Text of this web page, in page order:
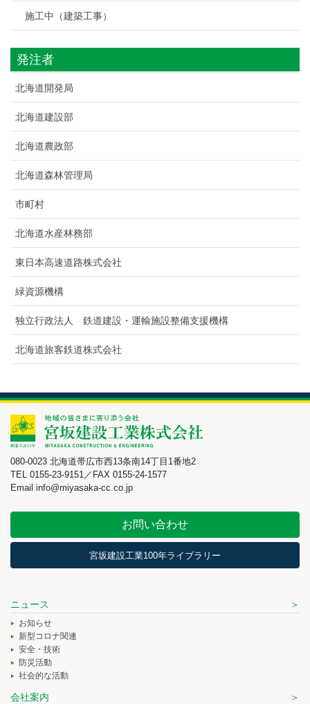
施工中（建築工事）
発注者
北海道開発局
北海道建設部
北海道農政部
北海道森林管理局
市町村
北海道水産林務部
東日本高速道路株式会社
緑資源機構
独立行政法人 鉄道建設・運輸施設整備支援機構
北海道旅客鉄道株式会社
080-0023 北海道帯広市西13条南14丁目1番地2
TEL 0155-23-9151／FAX 0155-24-1577
Email info@miyasaka-cc.co.jp
お問い合わせ
宮坂建設工業100年ライブラリー
ニュース
お知らせ
新型コロナ関連
安全・技術
防災活動
社会的な活動
会社案内